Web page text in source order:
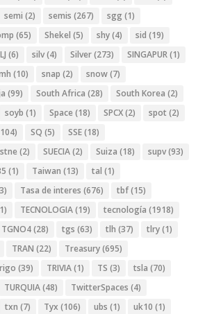
semi (2) semis (267) sgg (1)
(65) Shekel (5) shy(4) sid (19)
(6) silv(4) Silver(273) SINGAPUR(1)
(10) snap (2) snow(7)
(99) South Africa (28) South Korea (2)
soyb (1) Space (18) SPCX(2) spot (2)
SQ (5) SSE(18)
stne (2) SUECIA(2) Suiza (18) supv(93)
(1) Taiwan (13) tal (1)
Tasa de interes (676) tbf(15)
TECNOLOGIA(19) tecnología (1918)
TGNO4(28) tgs (63) tlh (37) tlry(1)
TRAN (22) Treasury(695)
(39) TRIVIA(1) TS (3) tsla (70)
TURQUIA(48) TwitterSpaces (4)
txn (7) Tyx (106) ubs (1) uk10 (1)